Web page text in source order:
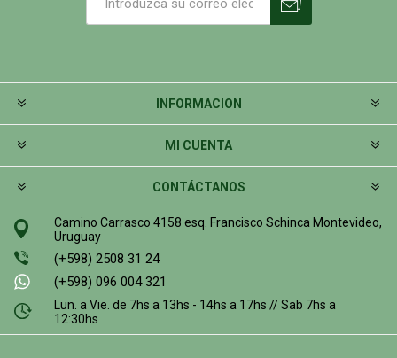
INFORMACION
MI CUENTA
CONTÁCTANOS
Camino Carrasco 4158 esq. Francisco Schinca Montevideo,
Uruguay
(+598) 2508 31 24
(+598) 096 004 321
Lun. a Vie. de 7hs a 13hs - 14hs a 17hs // Sab 7hs a
12:30hs